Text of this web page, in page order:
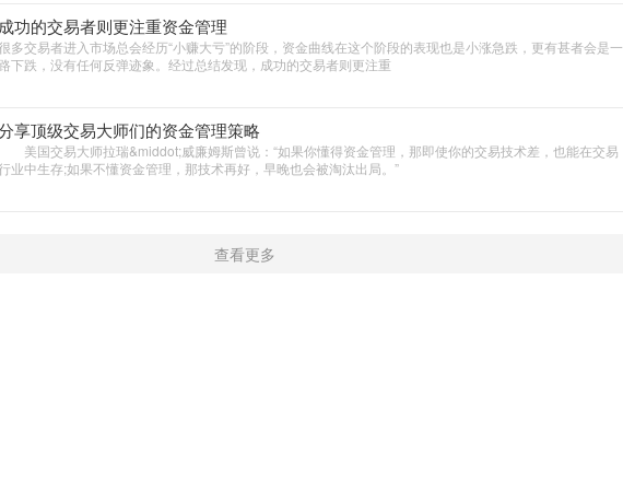
功的交易者则更注重资金管理
多交易者进入市场总会经历“小赚大亏”的阶段，资金曲线在这个阶段的表现也是小涨急跌，更有甚者会是一
下跌，没有任何反弹迹象。经过总结发现，成功的交易者则更注重
享顶级交易大师们的资金管理策略
国交易大师拉瑞&middot;威廉姆斯曾说：“如果你懂得资金管理，那即使你的交易技术差，也能在交易
业中生存;如果不懂资金管理，那技术再好，早晚也会被淘汰出局。”
查看更多